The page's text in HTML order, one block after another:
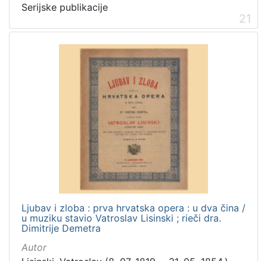
Serijske publikacije
21
Ljubav i zloba : prva hrvatska opera : u dva čina /
u muziku stavio Vatroslav Lisinski ; rieči dra.
Dimitrije Demetra
Autor